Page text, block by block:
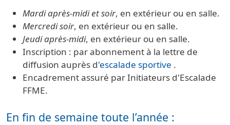
Mardi après-midi et soir, en extérieur ou en salle.
Mercredi soir, en extérieur ou en salle.
Jeudi après-midi, en extérieur ou en salle.
Inscription : par abonnement à la lettre de
diffusion auprès d'escalade sportive .
Encadrement assuré par Initiateurs d'Escalade
FFME.
En fin de semaine toute l’année :